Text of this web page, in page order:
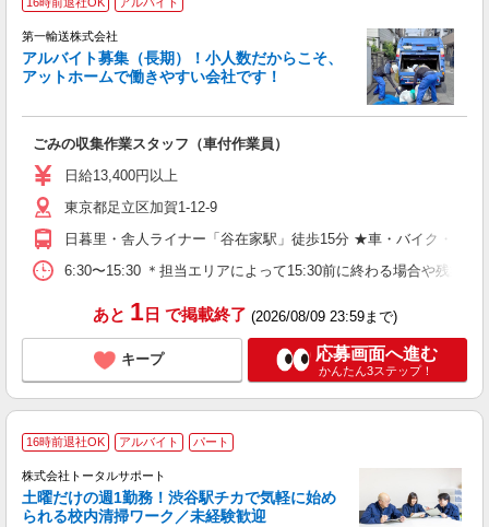
第一輸送株式会社
アルバイト募集（長期）！小人数だからこそ、
アットホームで働きやすい会社です！
ごみの収集作業スタッフ（車付作業員）
日給13,400円以上
東京都足立区加賀1-12-9
日暮里・舎人ライナー「谷在家駅」徒歩15分 ★車・バイク・自転
6:30〜15:30 ＊担当エリアによって15:30前に終わる場合や残業
あと 1日 で掲載終了 (2026/08/09 23:59まで)
キープ 応募画面へ進む
かんたん3ステップ！
16時前退社OK アルバイト パート
株式会社トータルサポート
土曜だけの週1勤務！渋谷駅チカで気軽に始め
られる校内清掃ワーク／未経験歓迎